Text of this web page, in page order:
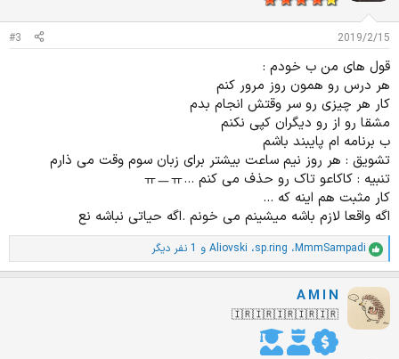
ت
2019/2/15
#3
قول های من ب خودم :
هر درس رو همون روز مرور کنم
کار هر چیزی رو سر وقتش انجام بدم
مشقا رو از رو دیگران کپی نکنم
ب برنامه ام پایبند باشم
تشویق : هر روز نیم ساعت بیشتر برای زبان سوم وقت می ذارم
تنبیه : کاکاعو تاک رو حذف می کنم ...ㅠㅡㅠ
کار مثبت هم اینه که ...
اگه واقعا لازم باشه میشینم می خونم .اگه حیاتی نباشه نع
ا
م
ی
ا
ز
MmmSampadi، sp.ring، Aliovski و 1 نفر دیگر
A M I N
🇮🇷🇮🇷🇮🇷🇮🇷🇮🇷